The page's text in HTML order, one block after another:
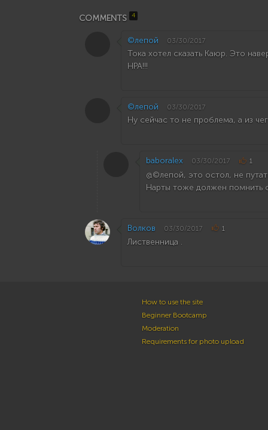
COMMENTS 4
©лепой 03/30/2017
Тока хотел сказать Каюр. Это
НРА!!!
©лепой 03/30/2017
Ну сейчас то не проблема, а из
baboralex 03/30/2017 1
@©лепой, это остол, не
Нарты тоже должен помнить
Волков 03/30/2017 1
Лиственница .
How to use the site
Beginner Bootcamp
Moderation
Requirements for photo upload